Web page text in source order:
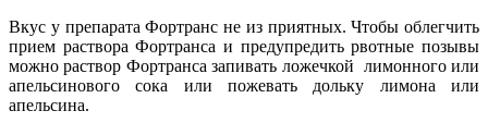
Вкус у препарата Фортранс не из приятных. Чтобы облегчить
прием раствора Фортранса и предупредить рвотные позывы
можно раствор Фортранса запивать ложечкой лимонного или
апельсинового сока или пожевать дольку лимона или
апельсина.